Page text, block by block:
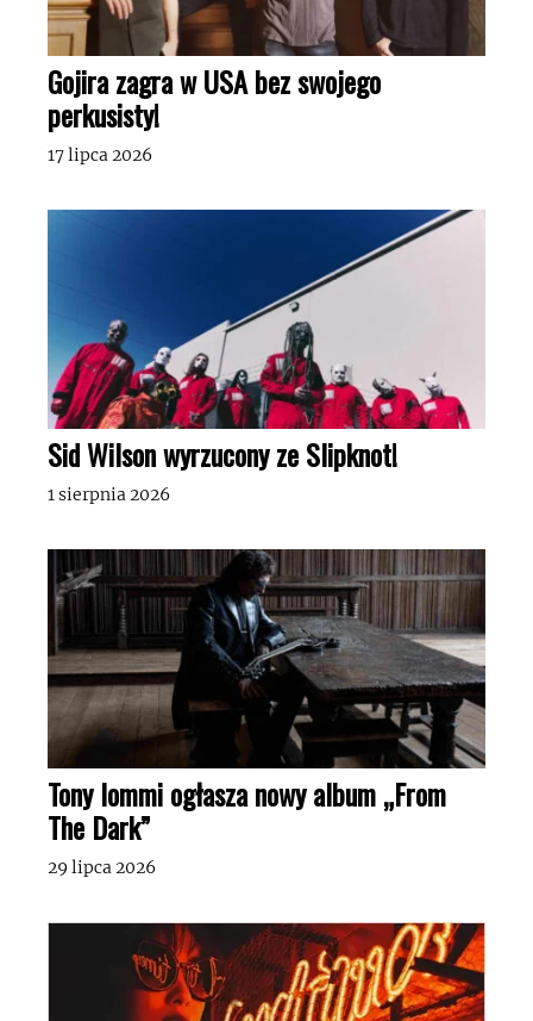
Gojira zagra w USA bez swojego
perkusisty!
17 lipca 2026
Sid Wilson wyrzucony ze Slipknot!
1 sierpnia 2026
Tony Iommi ogłasza nowy album „From
The Dark”
29 lipca 2026